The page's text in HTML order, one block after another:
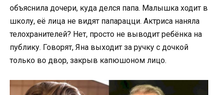
объяснила дочери, куда делся папа. Малышка ходит в
школу, её лица не видят папарацци. Актриса наняла
телохранителей? Нет, просто не выводит ребёнка на
публику. Говорят, Яна выходит за ручку с дочкой
только во двор, закрыв капюшоном лицо.